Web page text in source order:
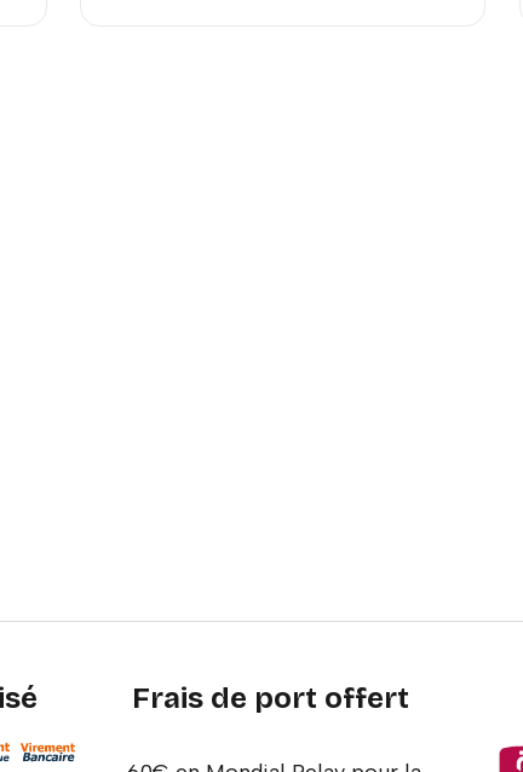
Frais de port offert